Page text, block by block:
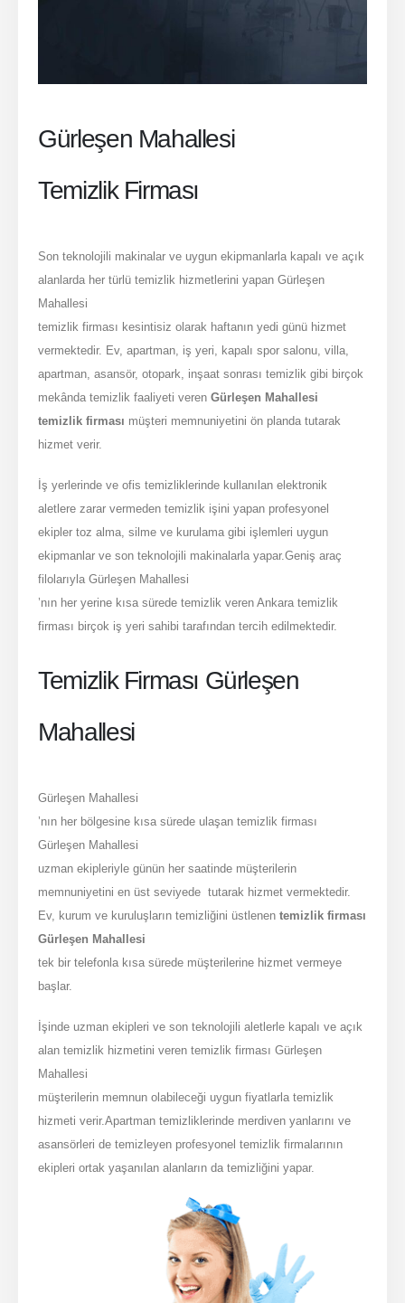
Gürleşen Mahallesi
Temizlik Firması
Son teknolojili makinalar ve uygun ekipmanlarla kapalı ve açık
alanlarda her türlü temizlik hizmetlerini yapan Gürleşen
Mahallesi
temizlik firması kesintisiz olarak haftanın yedi günü hizmet
vermektedir. Ev, apartman, iş yeri, kapalı spor salonu, villa,
apartman, asansör, otopark, inşaat sonrası temizlik gibi birçok
mekânda temizlik faaliyeti verenGürleşen Mahallesi
temizlik firması müşteri memnuniyetini ön planda tutarak
hizmet verir.
İş yerlerinde ve ofis temizliklerinde kullanılan elektronik
aletlere zarar vermeden temizlik işini yapan profesyonel
ekipler toz alma, silme ve kurulama gibi işlemleri uygun
ekipmanlar ve son teknolojili makinalarla yapar.Geniş araç
filolarıyla Gürleşen Mahallesi
’nın her yerine kısa sürede temizlik veren Ankara temizlik
firması birçok iş yeri sahibi tarafından tercih edilmektedir.
Temizlik Firması Gürleşen
Mahallesi
Gürleşen Mahallesi
’nın her bölgesine kısa sürede ulaşan temizlik firması
Gürleşen Mahallesi
uzman ekipleriyle günün her saatinde müşterilerin
memnuniyetini en üst seviyede tutarak hizmet vermektedir.
Ev, kurum ve kuruluşların temizliğini üstlenentemizlik firması
Gürleşen Mahallesi
tek bir telefonla kısa sürede müşterilerine hizmet vermeye
başlar.
İşinde uzman ekipleri ve son teknolojili aletlerle kapalı ve açık
alan temizlik hizmetini veren temizlik firması Gürleşen
Mahallesi
müşterilerin memnun olabileceği uygun fiyatlarla temizlik
hizmeti verir.Apartman temizliklerinde merdiven yanlarını ve
asansörleri de temizleyen profesyonel temizlik firmalarının
ekipleri ortak yaşanılan alanların da temizliğini yapar.